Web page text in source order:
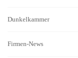
Dunkelkammer
Firmen-News